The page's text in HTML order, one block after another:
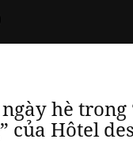
hè
của Hôtel